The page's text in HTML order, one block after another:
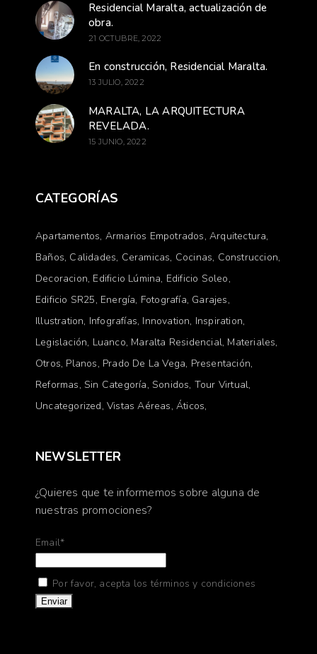
Residencial Maralta, actualización de
obra.
21 OCTUBRE, 2022
En construcción, Residencial Maralta.
13 JULIO, 2022
MARALTA, LA ARQUITECTURA
REVELADA.
15 JUNIO, 2022
CATEGORÍAS
Apartamentos Armarios Empotrados Arquitectura
Baños Calidades Ceramicas Cocinas Construccion
Decoracion Edificio Lúmina Edificio Soleo
Edificio SR25 Energía Fotografía Garajes
Illustration Infografías Innovation Inspiration
Legislación Luanco Maralta Residencial Materiales
Otros Planos Prado De La Vega Presentación
Reformas Sin Categoría Sonidos Tour Virtual
Uncategorized Vistas Aéreas Áticos
NEWSLETTER
¿Quieres que te informemos sobre alguna de
nuestras promociones?
Email*
Por favor, acepta los términos y condiciones